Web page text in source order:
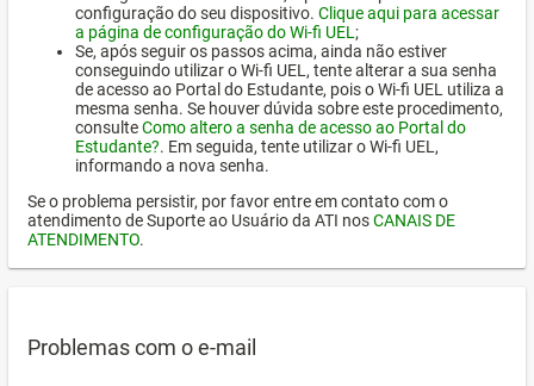
configuração do seu dispositivo. Clique aqui para acessar
a página de configuração do Wi-fi UEL ;
Se, após seguir os passos acima, ainda não estiver
conseguindo utilizar o Wi-fi UEL, tente alterar a sua senha
de acesso ao Portal do Estudante, pois o Wi-fi UEL utiliza a
mesma senha. Se houver dúvida sobre este procedimento,
consulteComo altero a senha de acesso ao Portal do
Estudante?. Em seguida, tente utilizar o Wi-fi UEL,
informando a nova senha.
Se o problema persistir, por favor entre em contato com o
atendimento de Suporte ao Usuário da ATI nosCANAIS DE
ATENDIMENTO.
Problemas com o e-mail